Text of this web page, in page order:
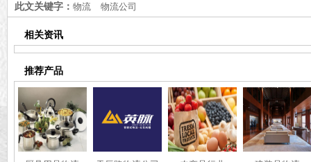
此文关键字： 物流 物流公司
相关资讯
推荐产品